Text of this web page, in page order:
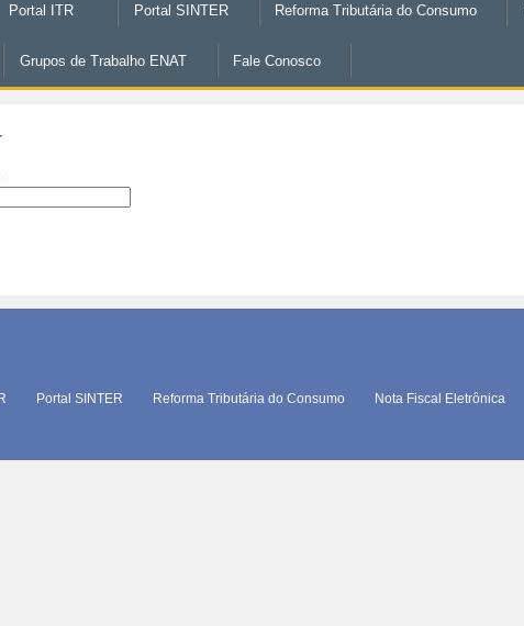
Portal ITR Portal SINTER Reforma Tributária do Consumo
Grupos de Trabalho ENAT Fale Conosco
Portal SINTER Reforma Tributária do Consumo Nota Fiscal Eletrônica